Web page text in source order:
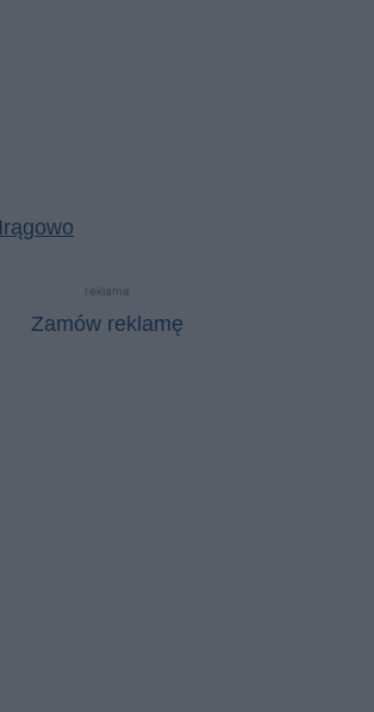
reklama
Zamów reklamę